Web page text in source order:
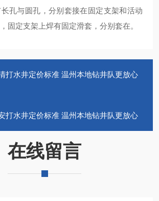
孔与圆孔，分别套接在固定支架和活动
固定支架上焊有固定滑套，分别套在。
打水井定价标准 温州本地钻井队更放心
打水井定价标准 温州本地钻井队更放心
在线留言